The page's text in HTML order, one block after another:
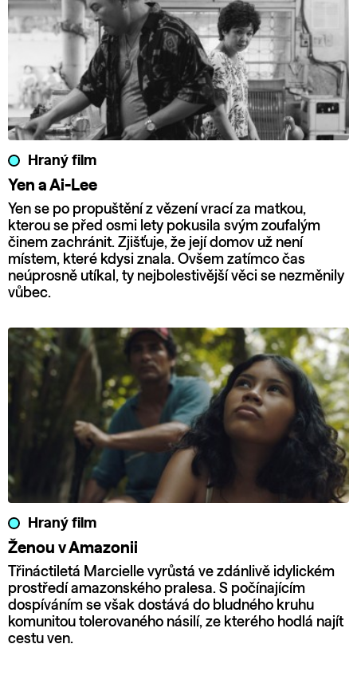
Hraný film
Yen a Ai-Lee
Yen se po propuštění z vězení vrací za matkou,
kterou se před osmi lety pokusila svým zoufalým
činem zachránit. Zjišťuje, že její domov už není
místem, které kdysi znala. Ovšem zatímco čas
neúprosně utíkal, ty nejbolestivější věci se nezměnily
vůbec.
Hraný film
Ženou v Amazonii
Třináctiletá Marcielle vyrůstá ve zdánlivě idylickém
prostředí amazonského pralesa. S počínajícím
dospíváním se však dostává do bludného kruhu
komunitou tolerovaného násilí, ze kterého hodlá najít
cestu ven.